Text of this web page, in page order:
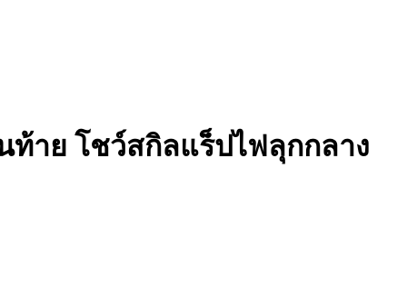
ท้าย โชว์สกิลแร็ปไฟลุกกลาง